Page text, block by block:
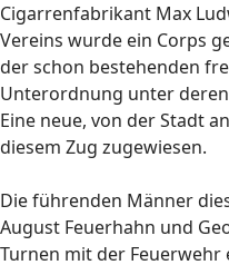
Cigarrenfabrikant Max
Vereins wurde ein Corps
der schon bestehenden
Unterordnung unter
Eine neue, von der Stadt
diesem Zug zugewiesen.
Die führenden Männer
August Feuerhahn und
Turnen mit der